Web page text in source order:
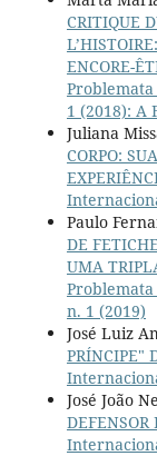
CRITIQUE
ENCORE-
1 (2018): A
Juliana
CORPO:
Paulo
DE
UMA
n. 1 (2019)
José Luiz
PRÍNCIPE"
José João
DEFENSOR